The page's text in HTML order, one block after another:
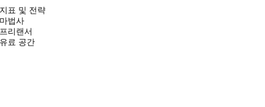
지표 및 전략
마법사
프리랜서
유료 공간